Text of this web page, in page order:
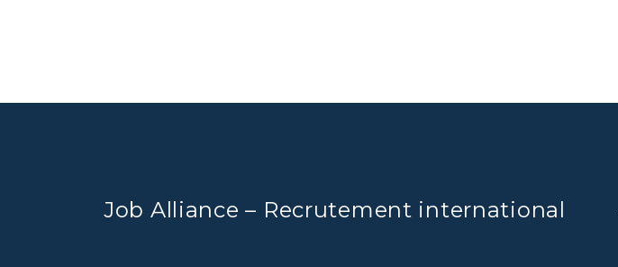
Job Alliance – Recrutement international